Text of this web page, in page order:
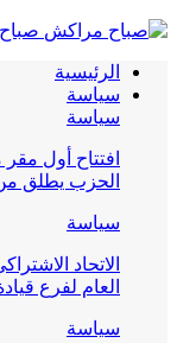
الرئيسية
سياسة
سياسة
افتتاح أول
الحزب يطلق
سياسة
الاتحاد
العام لفرع
سياسة